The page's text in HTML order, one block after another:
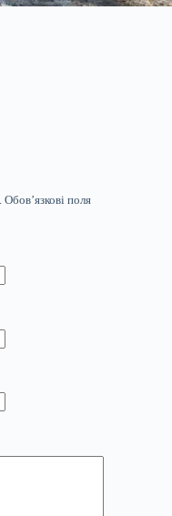
Обов’язкові поля